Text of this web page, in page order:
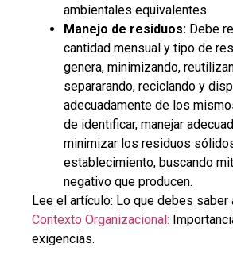
ambientales equivalentes.
Manejo de residuos: Debe
cantidad mensual y tipo de
genera, minimizando,
separarando, reciclando y
adecuadamente de los
de identificar, manejar
minimizar los residuos
establecimiento, buscando
negativo que producen.
Lee el artículo: Lo que debes saber
Contexto Organizacional:
exigencias.